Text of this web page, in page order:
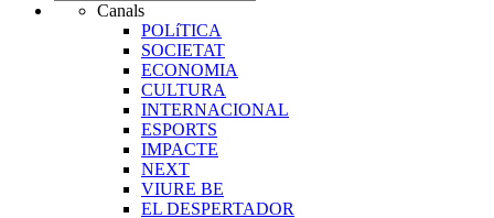
Canals
POLíTICA
SOCIETAT
ECONOMIA
CULTURA
INTERNACIONAL
ESPORTS
IMPACTE
NEXT
VIURE BE
EL DESPERTADOR